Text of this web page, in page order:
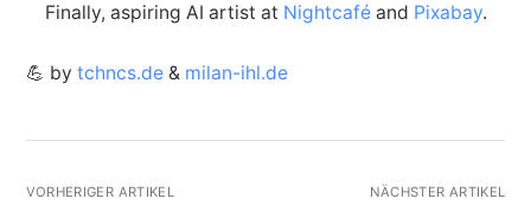
Finally, aspiring AI artist at Nightcaféand Pixabay.
💪 by tchncs.de& milan-ihl.de
VORHERIGER ARTIKEL NÄCHSTER ARTIKEL